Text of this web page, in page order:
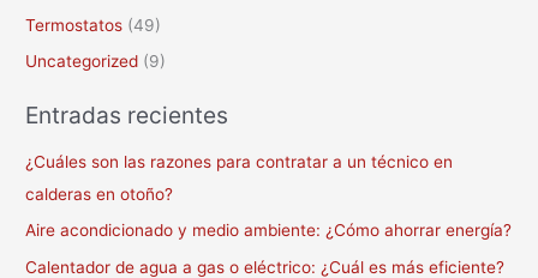
Termostatos (49)
Uncategorized (9)
Entradas recientes
¿Cuáles son las razones para contratar a un técnico en
calderas en otoño?
Aire acondicionado y medio ambiente: ¿Cómo ahorrar energía?
Calentador de agua a gas o eléctrico: ¿Cuál es más eficiente?